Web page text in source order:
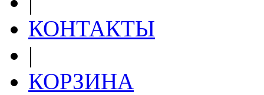
КОНТАКТЫ
|
КОРЗИНА